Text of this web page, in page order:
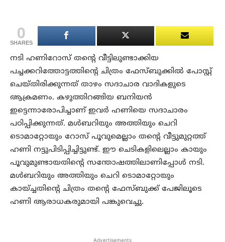
0
SHARES
നടി ഹണിറോസ് തന്റെ വീട്ടിലുണ്ടാക്കിയ
പച്ചക്കറിത്തോട്ടത്തിന്റെ ചിത്രം ഫേസ്ബുക്കില്‍ പോസ്റ്റ്
ചെയ്തിരിക്കുന്നത് താഴം സദാചാര വാദികളുടെ
ആക്രമണം. കഴുത്തിറങ്ങിയ ബനിയന്‍
ഇട്ടെന്നാരോപിച്ചാണ് ഇവര്‍ ഹണിയെ സദാചാരം
പഠിപ്പിക്കുന്നത്. മള്‍ബറിയും അത്തിയും ചെറി
ടൊമാറ്റോയും റോസ് പൂവുമെല്ലാം തന്റെ വീട്ടുമുറ്റത്ത്
ഹണി നട്ടുപിടിപ്പിച്ചിട്ടുണ്ട്. ഈ ചെടികളിലെല്ലാം കായും
പൂവുമുണ്ടായതിന്റെ സന്തോഷത്തിലാണിപ്പോള്‍ നടി.
മള്‍ബറിയും അത്തിയും ചെറി ടൊമാറ്റോയും
കായ്ച്ചതിന്റെ ചിത്രം തന്റെ ഫേസ്ബുക്ക് പേജിലൂടെ
ഹണി ആരാധകരുമായി പങ്കുവെച്ചു.
Advertisements